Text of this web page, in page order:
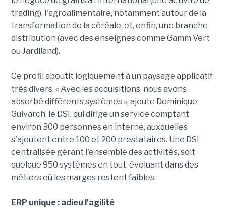
trading), l'agroalimentaire, notamment autour de la
transformation de la céréale, et, enfin, une branche
distribution (avec des enseignes comme Gamm Vert
ou Jardiland).
Ce profil aboutit logiquement à un paysage applicatif
très divers. « Avec les acquisitions, nous avons
absorbé différents systèmes », ajoute Dominique
Guivarch, le DSI, qui dirige un service comptant
environ 300 personnes en interne, auxquelles
s'ajoutent entre 100 et 200 prestataires. Une DSI
centralisée gérant l'ensemble des activités, soit
quelque 950 systèmes en tout, évoluant dans des
métiers où les marges restent faibles.
ERP unique : adieu l'agilité